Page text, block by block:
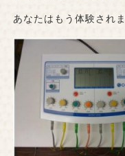
あなたはもう体験され